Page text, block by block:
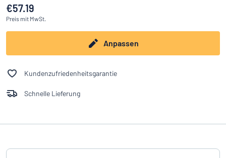
€57.19
Preis mit MwSt.
Anpassen
Kundenzufriedenheitsgarantie
Schnelle Lieferung